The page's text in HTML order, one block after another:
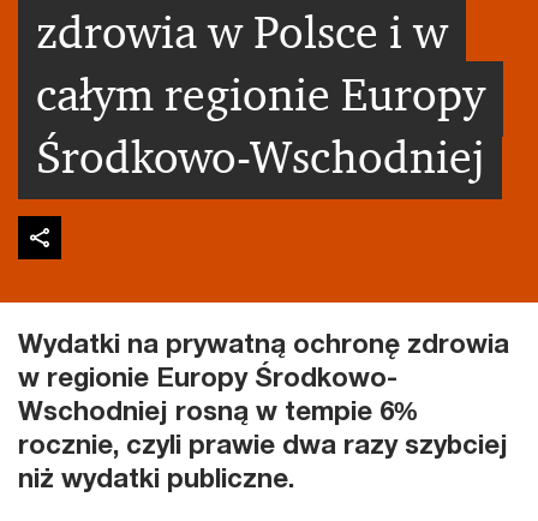
zdrowia w Polsce i w
całym regionie Europy
Środkowo-Wschodniej
Wydatki na prywatną ochronę zdrowia
w regionie Europy Środkowo-
Wschodniej rosną w tempie 6%
rocznie, czyli prawie dwa razy szybciej
niż wydatki publiczne.